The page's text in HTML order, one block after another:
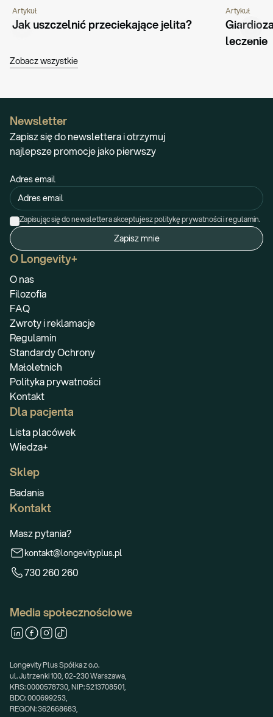
CHOROBY I SCHORZENIA ŻYWIENIE PORADNIK
Artykuł
Jak uszczelnić przeciekające jelita?
CIĄŻA I
PORADNIK
Artykuł
leczenie
Zobacz wszystkie
O Longevity+
O nas
Filozofia
FAQ
Zwroty i reklamacje
Regulamin
Standardy Ochrony
Małoletnich
Polityka prywatności
Kontakt
Dla pacjenta
Lista placówek
Wiedza+
Sklep
Badania
Kontakt
Masz pytania?
kontakt@longevityplus.pl
730 260 260
Media społecznościowe
Longevity Plus Spółka z o.o.
ul. Jutrzenki 100, 02-230 Warszawa,
KRS: 0000578730, NIP: 5213708501,
BDO: 000699253,
REGON: 362668683,
Newsletter
Zapisz się do newslettera i otrzymuj
najlepsze promocje jako pierwszy
Adres email
Zapisując się do newslettera akceptujesz politykę prywatności i regulamin.
Zapisz mnie